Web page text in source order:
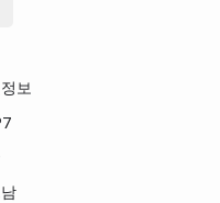
보